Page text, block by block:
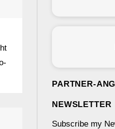
PARTNER-
NEWSLETTER
Subscribe my